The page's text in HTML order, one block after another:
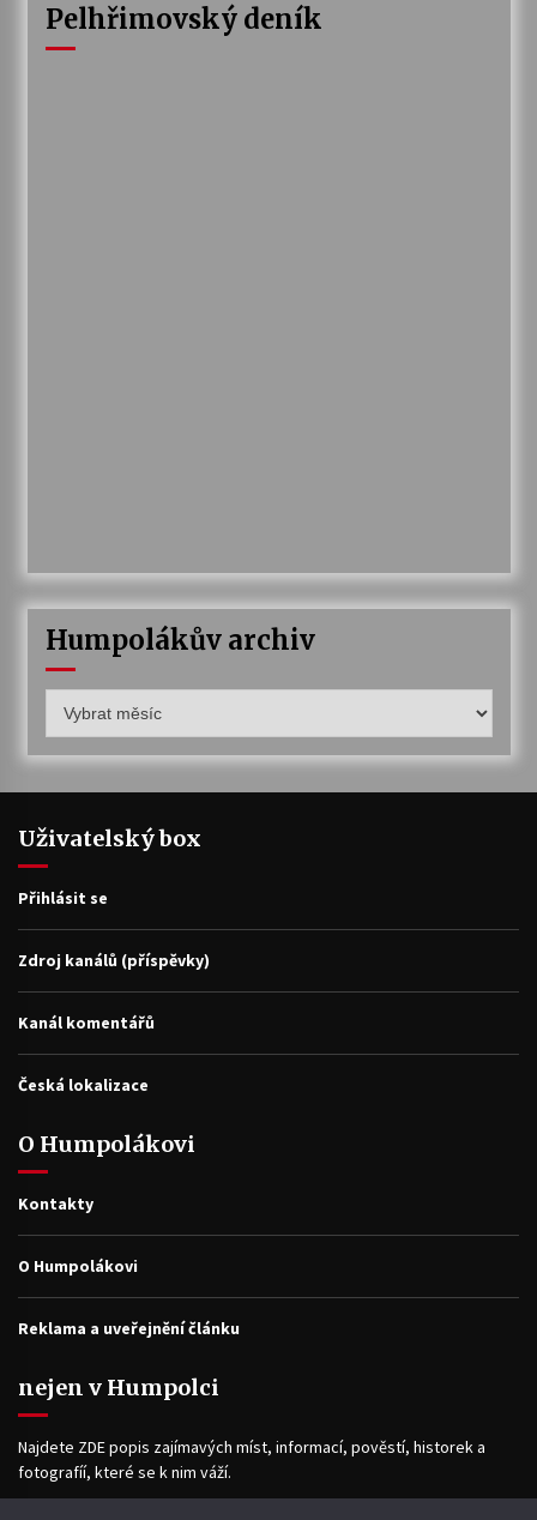
Pelhřimovský deník
Humpolákův archiv
archiv
Uživatelský box
Přihlásit se
Zdroj kanálů (příspěvky)
Kanál komentářů
Česká lokalizace
O Humpolákovi
Kontakty
O Humpolákovi
Reklama a uveřejnění článku
nejen v Humpolci
Najdete ZDE popis zajímavých míst, informací, pověstí, historek a
fotografíí, které se k nim váží.